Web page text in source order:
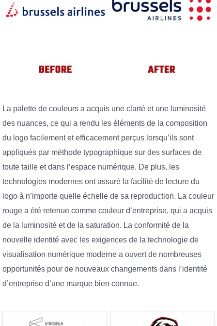
La palette de couleurs a acquis une clarté et une luminosité
des nuances, ce qui a rendu les éléments de la composition
du logo facilement et efficacement perçus lorsqu’ils sont
appliqués par méthode typographique sur des surfaces de
toute taille et dans l’espace numérique. De plus, les
technologies modernes ont assuré la facilité de lecture du
logo à n’importe quelle échelle de sa reproduction. La couleur
rouge a été retenue comme couleur d’entreprise, qui a acquis
de la luminosité et de la saturation. La conformité de la
nouvelle identité avec les exigences de la technologie de
visualisation numérique moderne a ouvert de nombreuses
opportunités pour de nouveaux changements dans l’identité
d’entreprise d’une marque bien connue.